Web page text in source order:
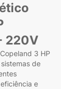
220V
3 HP
de
e